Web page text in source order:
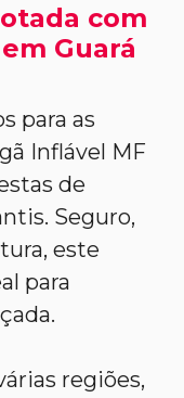
com
Guará
para as
Inflável MF
de
Seguro,
este
para
regiões,